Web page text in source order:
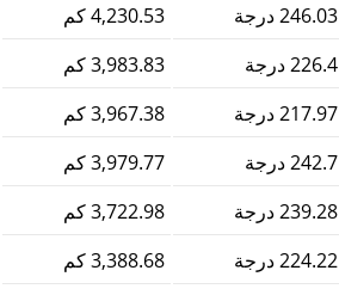
246.03 درجة
4,230.53 كم
226.4 درجة
3,983.83 كم
217.97 درجة
3,967.38 كم
242.7 درجة
3,979.77 كم
239.28 درجة
3,722.98 كم
224.22 درجة
3,388.68 كم